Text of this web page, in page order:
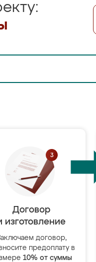
Договор
изготовление
договор,
предоплату в
10% от суммы